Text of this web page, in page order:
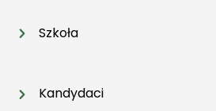
Szkoła
Kandydaci